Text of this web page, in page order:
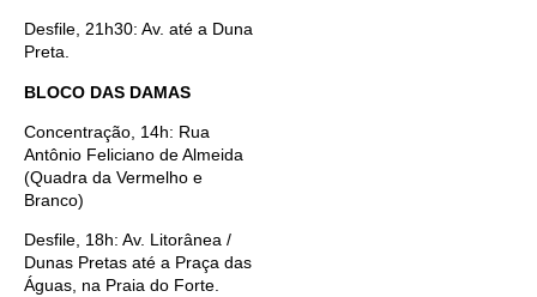
Desfile, 21h30: Av. até a Duna
Preta.
BLOCO DAS DAMAS
Concentração, 14h: Rua
Antônio Feliciano de Almeida
(Quadra da Vermelho e
Branco)
Desfile, 18h: Av. Litorânea /
Dunas Pretas até a Praça das
Águas, na Praia do Forte.